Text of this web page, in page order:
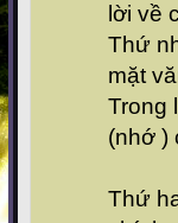
lời về
Thứ
mặt
Trong
(nhớ )
Thứ